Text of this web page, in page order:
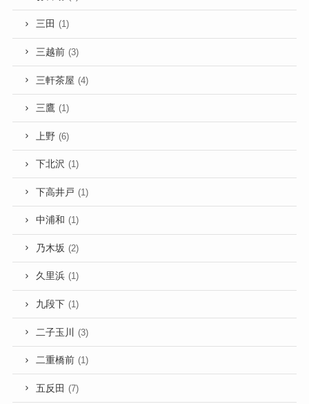
三田 (1)
三越前 (3)
三軒茶屋 (4)
三鷹 (1)
上野 (6)
下北沢 (1)
下高井戸 (1)
中浦和 (1)
乃木坂 (2)
久里浜 (1)
九段下 (1)
二子玉川 (3)
二重橋前 (1)
五反田 (7)